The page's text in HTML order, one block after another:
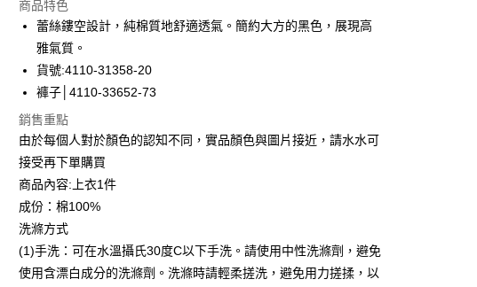
3 期 0 利率 每期 NT$466 21家銀行
合作金庫商業銀行
華南商業銀行
國泰世華商業銀行
臺灣中小企業銀行
匯豐（台灣）商業銀行
華泰商業銀行
聯邦商業銀行
玉山商業銀行
台新國際商業銀行
台灣樂天信用卡公司
LINE Pay
Apple Pay
街口支付
悠遊付
全盈+PAY
ATM付款
貨到付款
商品特色
蕾絲鏤空設計，純棉質地舒適透氣。簡約大方的黑色，展現高
雅氣質。
貨號:4110-31358-20
褲子│4110-33652-73
銷售重點
由於每個人對於顏色的認知不同，實品顏色與圖片接近，請水水可
接受再下單購買
商品內容:上衣1件
成份：棉100%
洗滌方式
(1)手洗：可在水溫攝氏30度C以下手洗。請使用中性洗滌劑，避免
使用含漂白成分的洗滌劑。洗滌時請輕柔搓洗，避免用力搓揉，以